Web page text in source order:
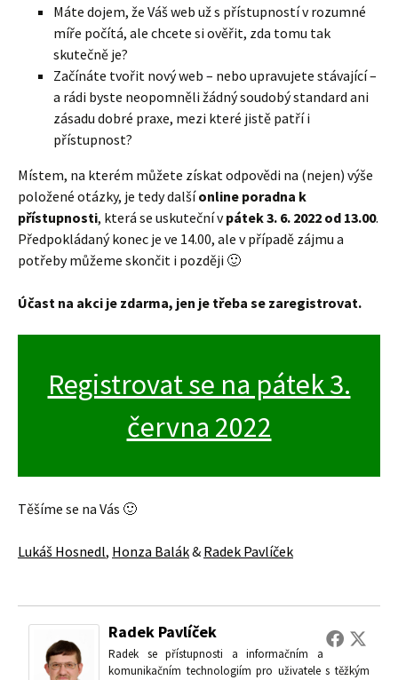
Máte dojem, že Váš web už s přístupností v rozumné
míře počítá, ale chcete si ověřit, zda tomu tak
skutečně je?
Začínáte tvořit nový web – nebo upravujete stávající –
a rádi byste neopomněli žádný soudobý standard ani
zásadu dobré praxe, mezi které jistě patří i
přístupnost?
Místem, na kterém můžete získat odpovědi na (nejen) výše
položené otázky, je tedy dalšíonline poradna k
přístupnosti, která se uskuteční vpátek 3. 6. 2022 od 13.00.
Předpokládaný konec je ve 14.00, ale v případě zájmu a
potřeby můžeme skončit i později 🙂
Účast na akci je zdarma, jen je třeba se zaregistrovat.
Registrovat se na pátek 3.
června 2022
Těšíme se na Vás 🙂
Lukáš Hosnedl, Honza Balák& Radek Pavlíček
Radek Pavlíček
Radek se přístupnosti a informačním a
komunikačním technologiím pro uživatele s těžkým